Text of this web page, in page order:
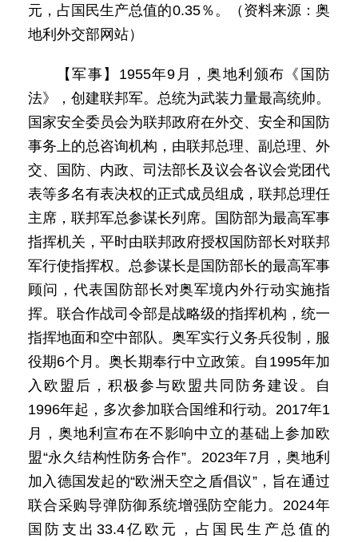
元，占国民生产总值的0.35％。（资料来源：奥
地利外交部网站）
【军事】1955年9月，奥地利颁布《国防
法》，创建联邦军。总统为武装力量最高统帅。
国家安全委员会为联邦政府在外交、安全和国防
事务上的总咨询机构，由联邦总理、副总理、外
交、国防、内政、司法部长及议会各议会党团代
表等多名有表决权的正式成员组成，联邦总理任
主席，联邦军总参谋长列席。国防部为最高军事
指挥机关，平时由联邦政府授权国防部长对联邦
军行使指挥权。总参谋长是国防部长的最高军事
顾问，代表国防部长对奥军境内外行动实施指
挥。联合作战司令部是战略级的指挥机构，统一
指挥地面和空中部队。奥军实行义务兵役制，服
役期6个月。奥长期奉行中立政策。自1995年加
入欧盟后，积极参与欧盟共同防务建设。自
1996年起，多次参加联合国维和行动。2017年1
月，奥地利宣布在不影响中立的基础上参加欧
盟“永久结构性防务合作”。2023年7月，奥地利
加入德国发起的“欧洲天空之盾倡议”，旨在通过
联合采购导弹防御系统增强防空能力。2024年
国防支出33.4亿欧元，占国民生产总值的